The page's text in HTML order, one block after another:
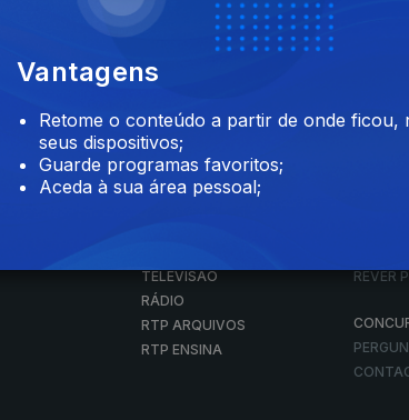
TELEVISÃO
RÁDIO
RTP ARQUIVOS
RTP ENSINA
REVER
Vantagens
Retome o conteúdo a partir de onde ficou,
seus dispositivos;
Guarde programas favoritos;
Aceda à sua área pessoal;